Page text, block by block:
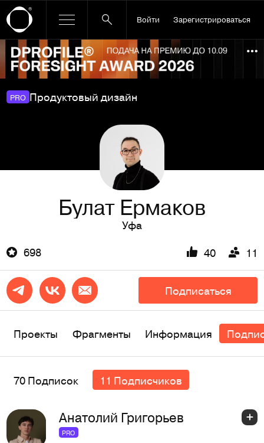
Войти Зарегистрироваться
Ссылка баннера
PRO Продуктовый дизайн
Булат Ермаков
Уфа
698
40 11
Подписаться
Проекты Фрагменты Информация
70 Подписок 11 Подписчиков
Анатолий Григорьев
PRO